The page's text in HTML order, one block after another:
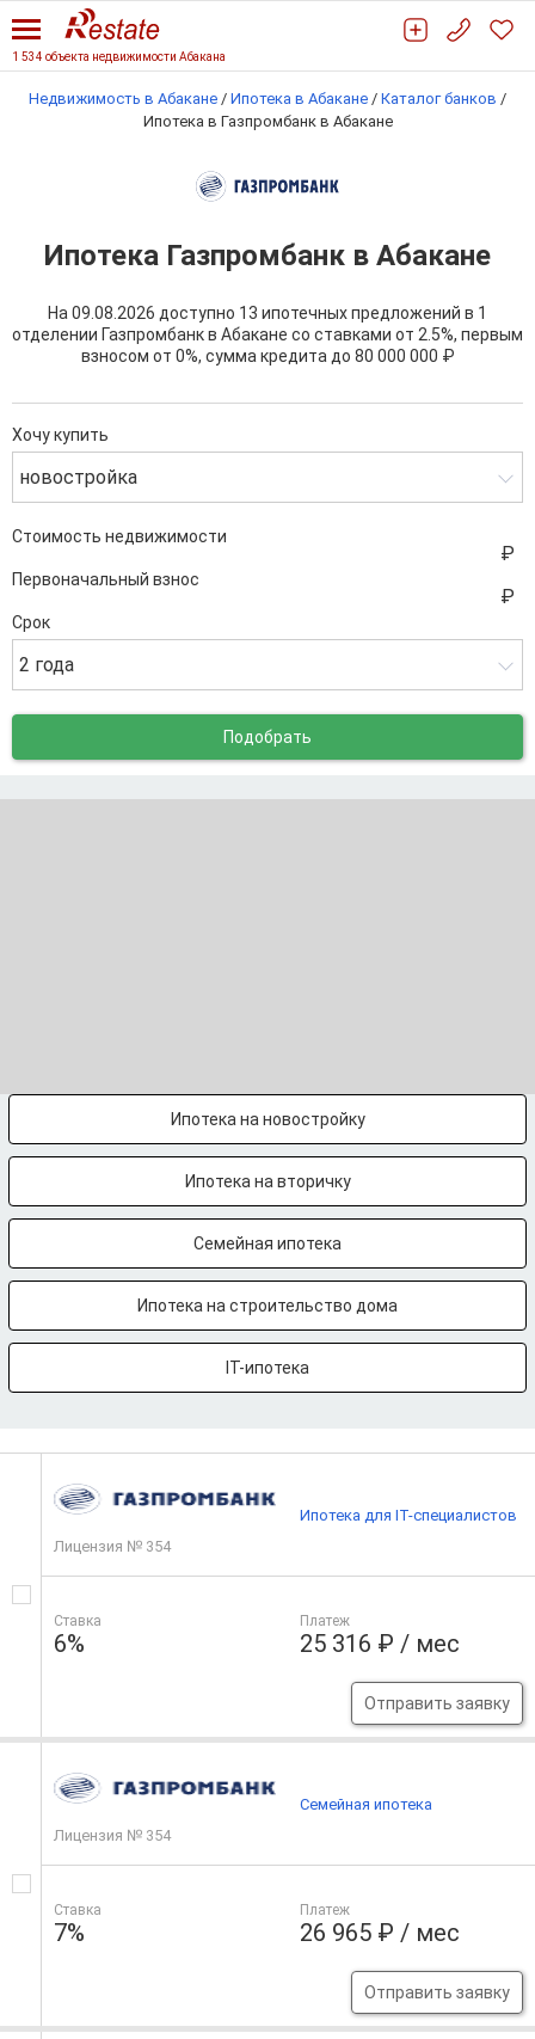
1 534 объекта недвижимости Абакана
Недвижимость в Абакане / Ипотека в Абакане / Каталог банков /
Ипотека в Газпромбанк в Абакане
Ипотека Газпромбанк в Абакане
На 09.08.2026 доступно 13 ипотечных предложений в 1
отделении Газпромбанк в Абакане со ставками от 2.5%, первым
взносом от 0%, сумма кредита до 80 000 000 ₽
Хочу купить
новостройка
Стоимость недвижимости
Первоначальный взнос
Срок
2 года
Подобрать
Ипотека на новостройку
Ипотека на вторичку
Семейная ипотека
Ипотека на строительство дома
IT-ипотека
Лицензия № 354
Ставка
6%
Платеж
25 316 ₽ / мес
Отправить заявку
Ипотека для IT-специалистов
Лицензия № 354
Ставка
7%
Платеж
26 965 ₽ / мес
Отправить заявку
Семейная ипотека